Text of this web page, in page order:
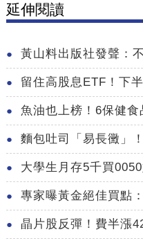
延伸閱讀
黃山料出版社發聲：
留住高股息ETF！下
魚油也上榜！6保健
麵包吐司「易長黴」
大學生月存5千買
專家曝黃金絕佳買點
晶片股反彈！費半漲